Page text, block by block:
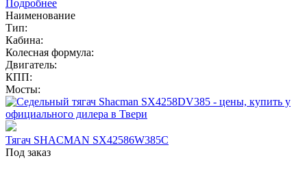
Подробнее
Наименование
Тип:
Кабина:
Колесная формула:
Двигатель:
КПП:
Мосты:
Тягач SHACMAN SX42586W385C
Под заказ